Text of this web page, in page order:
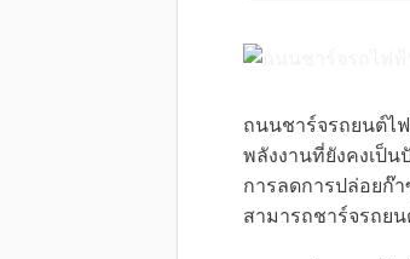
ถนนชาร์จรถยนต์ไ
พลังงานที่ยังคงเป็
การลดการปล่อยก๊
สามารถชาร์จรถย